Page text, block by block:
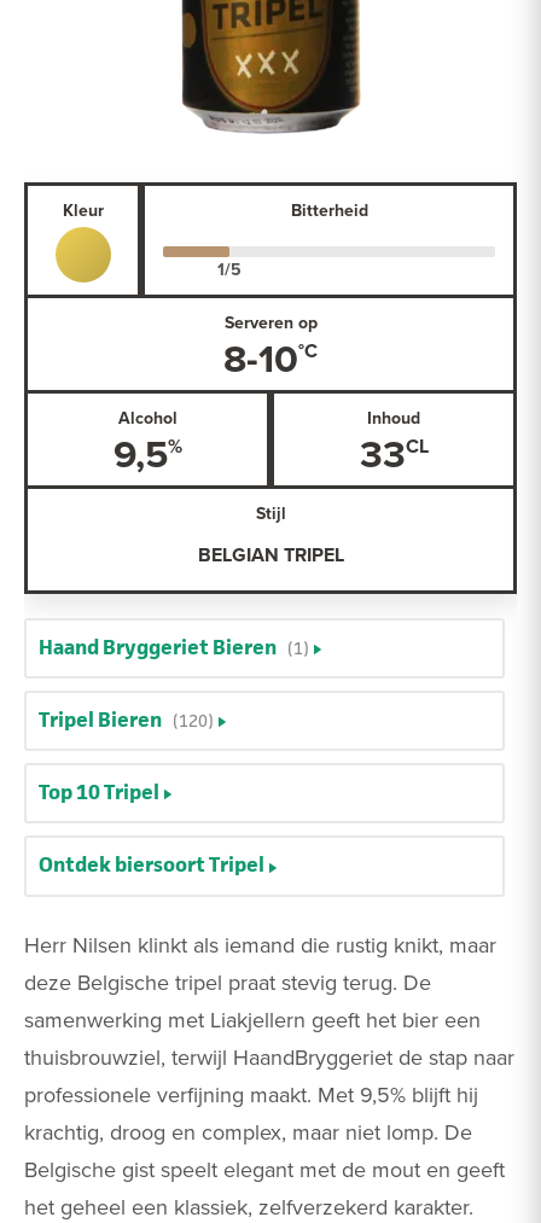
Herr Nilsen klinkt als iemand die rustig knikt, maar
deze Belgische tripel praat stevig terug. De
samenwerking met Liakjellern geeft het bier een
thuisbrouwziel, terwijl HaandBryggeriet de stap naar
professionele verfijning maakt. Met 9,5% blijft hij
krachtig, droog en complex, maar niet lomp. De
Belgische gist speelt elegant met de mout en geeft
het geheel een klassiek, zelfverzekerd karakter.
Kleur Bitterheid
Serveren op
8-10
Alcohol
9,5
Inhoud
33
Stijl
BELGIAN TRIPEL
Haand Bryggeriet Bieren (1)
Tripel Bieren (120)
Top 10 Tripel
Ontdek biersoort Tripel